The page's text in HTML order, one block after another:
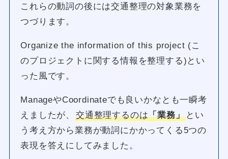
これらの動詞の後には交通整理の対象業務を
つづります。
Organize the information of this project (こ
のプロジェクトに関する情報を整理する)とい
った風です。
ManageやCoordinateでも良いかなとも一瞬考
えましたが、交通整理するのは「業務」とい
う考え方から業務が動詞にかかってくる5つの
表現を答えにしてみました。